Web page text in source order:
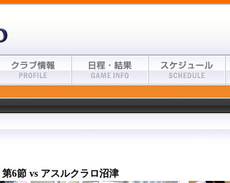
6節 vs アスルクラロ沼津